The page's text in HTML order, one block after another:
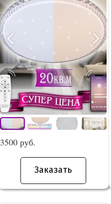
3500 руб.
Заказать